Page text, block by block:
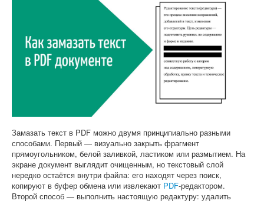
Системные программы
Софт
Замазать текст в PDF можно двумя принципиально разными
способами. Первый — визуально закрыть фрагмент
прямоугольником, белой заливкой, ластиком или размытием. На
экране документ выглядит очищенным, но текстовый слой
нередко остаётся внутри файла: его находят через поиск,
копируют в буфер обмена или извлекают PDF-редактором.
Второй способ — выполнить настоящую редактуру: удалить